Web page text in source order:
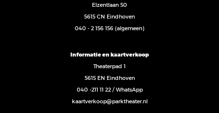
Elzentlaan 50
5615 CN Eindhoven
040 - 2 156 156 (algemeen)
Informatie en kaartverkoop
Theaterpad 1
5615 EN Eindhoven
040 -211 11 22/WhatsApp
kaartverkoop@parktheater.nl